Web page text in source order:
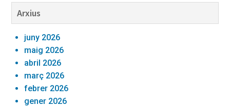
Barra
lateral
primària
Arxius
juny 2026
maig 2026
abril 2026
març 2026
febrer 2026
gener 2026